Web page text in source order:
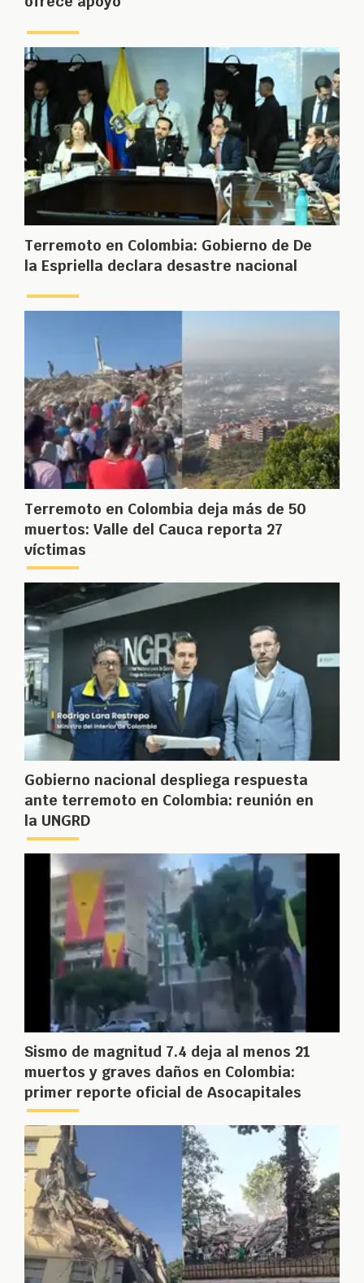
Terremoto en Colombia: Gobierno de De
la Espriella declara desastre nacional
Terremoto en Colombia deja más de 50
muertos: Valle del Cauca reporta 27
víctimas
Gobierno nacional despliega respuesta
ante terremoto en Colombia: reunión en
la UNGRD
Sismo de magnitud 7.4 deja al menos 21
muertos y graves daños en Colombia:
primer reporte oficial de Asocapitales